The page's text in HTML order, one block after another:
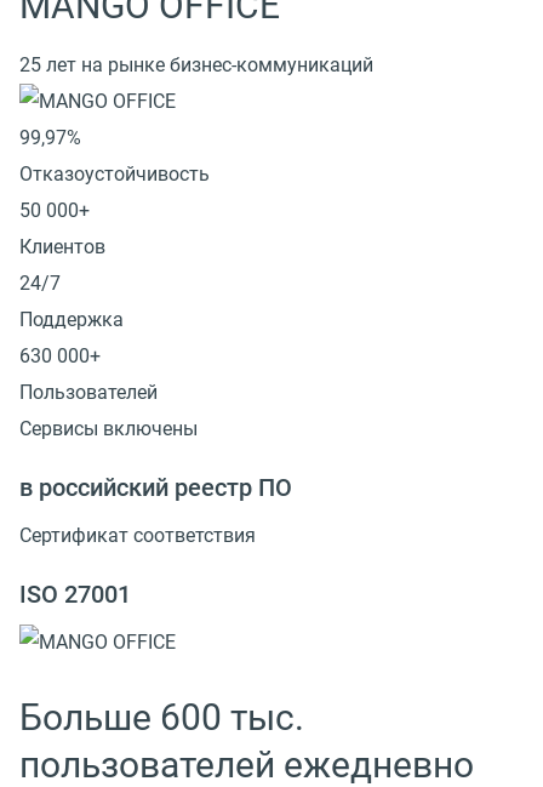
25 лет на рынке бизнес-коммуникаций
99,97%
Отказоустойчивость
50 000+
Клиентов
24/7
Поддержка
630 000+
Пользователей
Сервисы включены
в российский реестр ПО
Сертификат соответствия
ISO 27001
Больше 600 тыс.
пользователей ежедневно